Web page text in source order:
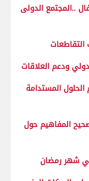
..المجتمع الدولى
ودعم العلاقات
المستدامة
المفاهيم حول
شهر رمضان